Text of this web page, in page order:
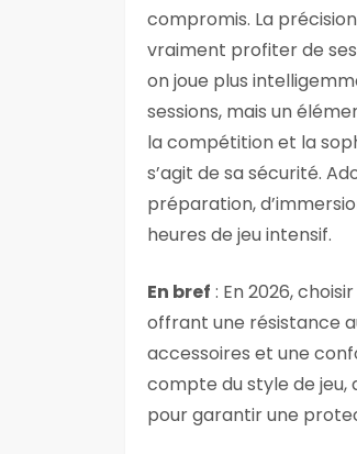
compromis. La
vraiment profiter de
on joue plus
sessions, mais un
la compétition et la
s’agit de sa sécurité.
préparation,
heures de jeu intensif.
En bref : En 2026,
offrant une résistance
accessoires et une
compte du style de
pour garantir une